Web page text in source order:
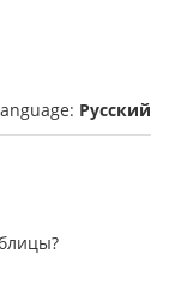
Русский